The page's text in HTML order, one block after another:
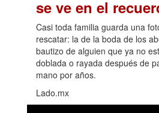
se ve en el
Casi toda familia guarda una
rescatar: la de la boda de los
bautizo de alguien que ya no
doblada o rayada después de
mano por años.
Lado.mx